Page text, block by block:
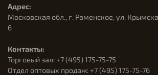
Адрес:
Московская обл., г. Раменское, ул.
6
Контакты:
Торговый зал: +7 (495) 175-75-75
Отдел оптовых продаж: +7 (495) 175-75-76